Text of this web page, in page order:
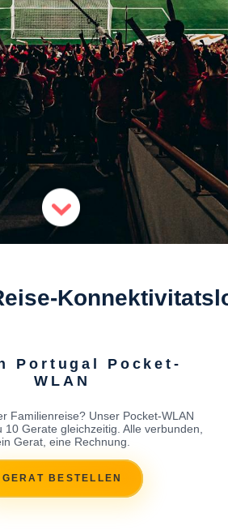
Portugal Pocket-
WLAN
Familienreise? Unser Pocket-WLAN
10 Gerate gleichzeitig. Alle verbunden,
Gerat, eine Rechnung.
GERAT BESTELLEN